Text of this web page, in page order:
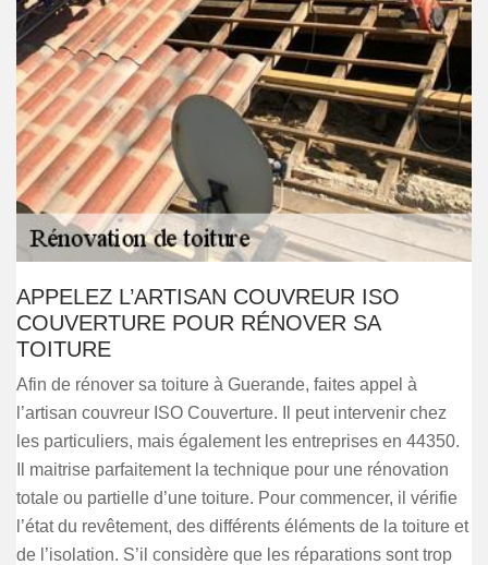
APPELEZ L’ARTISAN COUVREUR ISO
COUVERTURE POUR RÉNOVER SA
TOITURE
Afin de rénover sa toiture à Guerande, faites appel à
l’artisan couvreur ISO Couverture. Il peut intervenir chez
les particuliers, mais également les entreprises en 44350.
Il maitrise parfaitement la technique pour une rénovation
totale ou partielle d’une toiture. Pour commencer, il vérifie
l’état du revêtement, des différents éléments de la toiture et
de l’isolation. S’il considère que les réparations sont trop